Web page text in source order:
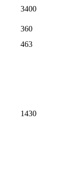
3400
360
463
1430